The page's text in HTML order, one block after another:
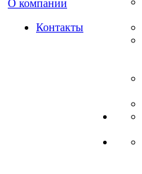
О компании
Контакты